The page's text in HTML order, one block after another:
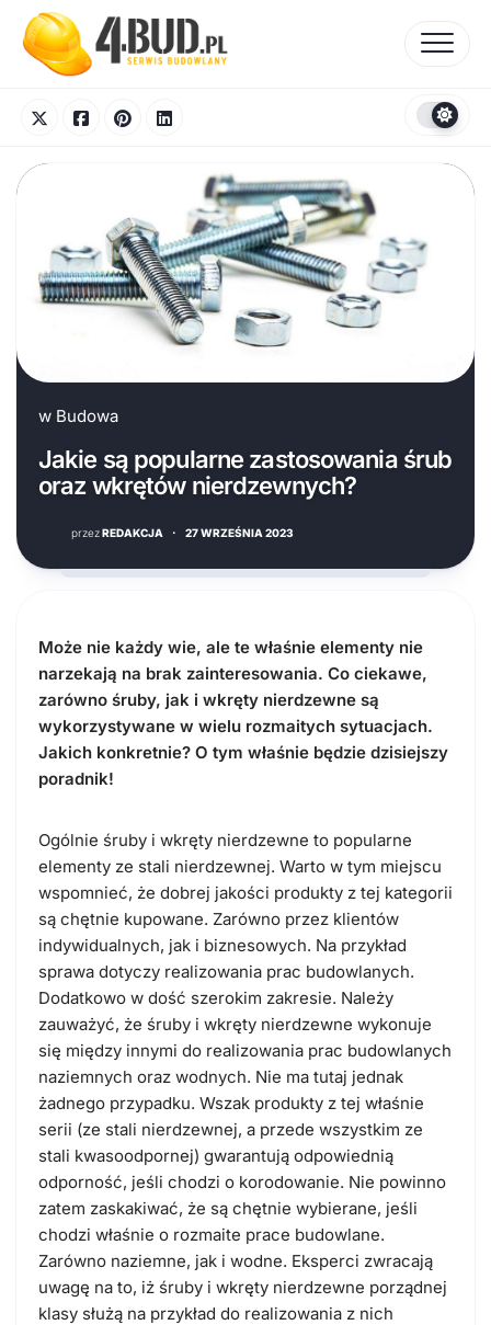
content
w Budowa
Jakie są popularne zastosowania śrub
oraz wkrętów nierdzewnych?
przezREDAKCJA · 27 WRZEŚNIA 2023
Może nie każdy wie, ale te właśnie elementy nie
narzekają na brak zainteresowania. Co ciekawe,
zarówno śruby, jak i wkręty nierdzewne są
wykorzystywane w wielu rozmaitych sytuacjach.
Jakich konkretnie? O tym właśnie będzie dzisiejszy
poradnik!
Ogólnie śruby i wkręty nierdzewne to popularne
elementy ze stali nierdzewnej. Warto w tym miejscu
wspomnieć, że dobrej jakości produkty z tej kategorii
są chętnie kupowane. Zarówno przez klientów
indywidualnych, jak i biznesowych. Na przykład
sprawa dotyczy realizowania prac budowlanych.
Dodatkowo w dość szerokim zakresie. Należy
zauważyć, że śruby i wkręty nierdzewne wykonuje
się między innymi do realizowania prac budowlanych
naziemnych oraz wodnych. Nie ma tutaj jednak
żadnego przypadku. Wszak produkty z tej właśnie
serii (ze stali nierdzewnej, a przede wszystkim ze
stali kwasoodpornej) gwarantują odpowiednią
odporność, jeśli chodzi o korodowanie. Nie powinno
zatem zaskakiwać, że są chętnie wybierane, jeśli
chodzi właśnie o rozmaite prace budowlane.
Zarówno naziemne, jak i wodne. Eksperci zwracają
uwagę na to, iż śruby i wkręty nierdzewne porządnej
klasy służą na przykład do realizowania z nich